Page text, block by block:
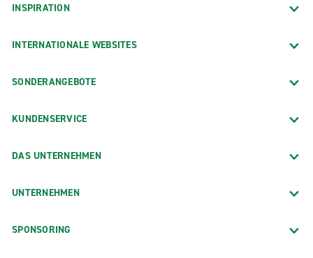
INSPIRATION
INTERNATIONALE WEBSITES
SONDERANGEBOTE
KUNDENSERVICE
DAS UNTERNEHMEN
UNTERNEHMEN
SPONSORING